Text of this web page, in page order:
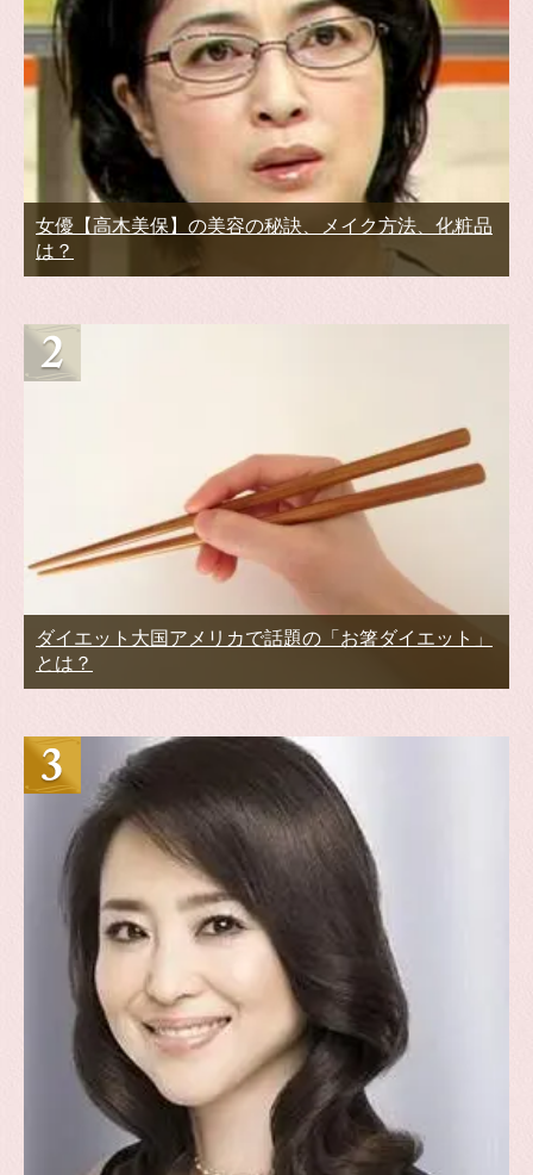
女優【高木美保】の美容の秘訣、メイク方法、化粧品
は？
ダイエット大国アメリカで話題の「お箸ダイエット」
とは？